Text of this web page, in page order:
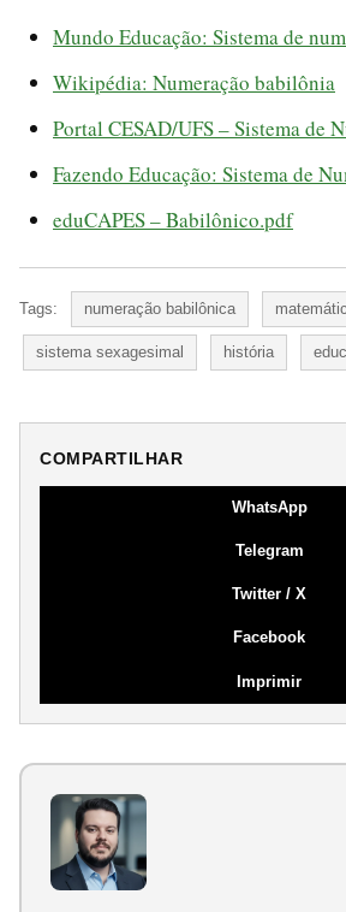
Mundo Educação: Sistema de
Wikipédia: Numeração babilônia
Portal CESAD/UFS – Sistema de
Fazendo Educação: Sistema de
eduCAPES – Babilônico.pdf
Tags: numeração babilônica
sistema sexagesimal história
COMPARTILHAR
WhatsApp
Telegram
Twitter / X
Facebook
Imprimir